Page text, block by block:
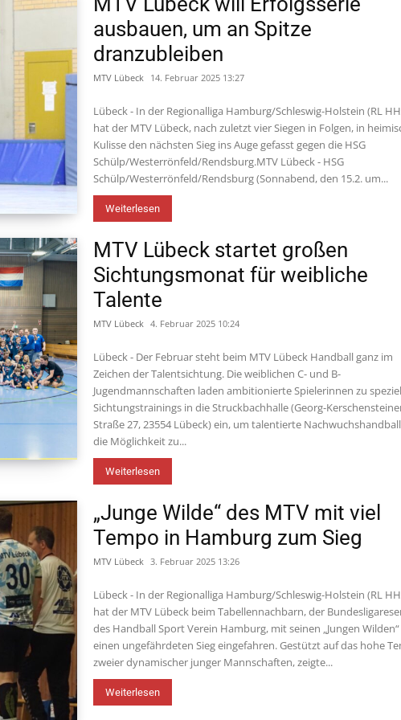
ausbauen, um an Spitze
dranzubleiben
MTV Lübeck 14. Februar 2025 13:27
Lübeck - In der Regionalliga Hamburg/Schleswig-Holstein (RL
hat der MTV Lübeck, nach zuletzt vier Siegen in Folgen, in
Kulisse den nächsten Sieg ins Auge gefasst gegen die HSG
Schülp/Westerrönfeld/Rendsburg.MTV Lübeck - HSG
Schülp/Westerrönfeld/Rendsburg (Sonnabend, den 15.2. um...
Weiterlesen
MTV Lübeck startet großen
Sichtungsmonat für weibliche
Talente
MTV Lübeck 4. Februar 2025 10:24
Lübeck - Der Februar steht beim MTV Lübeck Handball ganz im
Zeichen der Talentsichtung. Die weiblichen C- und B-
Jugendmannschaften laden ambitionierte Spielerinnen zu
Sichtungstrainings in die Struckbachhalle (Georg-
Straße 27, 23554 Lübeck) ein, um talentierte
die Möglichkeit zu...
Weiterlesen
„Junge Wilde“ des MTV mit viel
Tempo in Hamburg zum Sieg
MTV Lübeck 3. Februar 2025 13:26
Lübeck - In der Regionalliga Hamburg/Schleswig-Holstein (RL
hat der MTV Lübeck beim Tabellennachbarn, der
des Handball Sport Verein Hamburg, mit seinen „Jungen Wilden“
einen ungefährdeten Sieg eingefahren. Gestützt auf das hohe
zweier dynamischer junger Mannschaften, zeigte...
Weiterlesen